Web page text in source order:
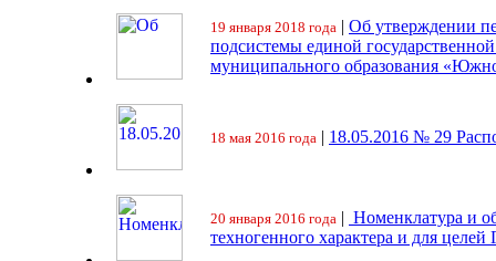
19 января 2018 года | Об утверждении
подсистемы единой
муниципального образования
18 мая 2016 года | 18.05.2016 № 29
20 января 2016 года | Номенклатура и
техногенного характера и для целей